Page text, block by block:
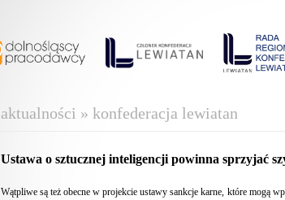
aktualności » konfederacja lewiatan
Ustawa o sztucznej inteligencji powinna sprzyjać
Wątpliwe są też obecne w projekcie ustawy sankcje karne, które mogą